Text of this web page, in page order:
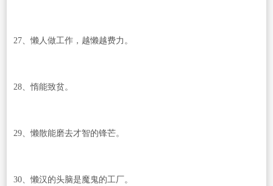
27、懒人做工作，越懒越费力。
28、惰能致贫。
29、懒散能磨去才智的锋芒。
30、懒汉的头脑是魔鬼的工厂。